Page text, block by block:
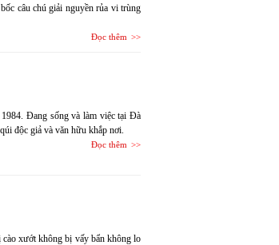
câu chú giải nguyền rủa vi trùng
Đọc thêm
Đang sống và làm việc tại Đà
độc giả và văn hữu khắp nơi.
Đọc thêm
cào xướt không bị vấy bẩn không lo